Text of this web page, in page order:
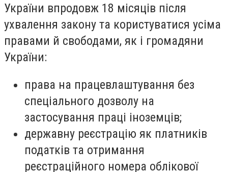
України впродовж 18 місяців після
ухвалення закону та користуватися усіма
правами й свободами, як і громадяни
України:
права на працевлаштування без
спеціального дозволу на
застосування праці іноземців;
державну реєстрацію як платників
податків та отримання
реєстраційного номера облікової